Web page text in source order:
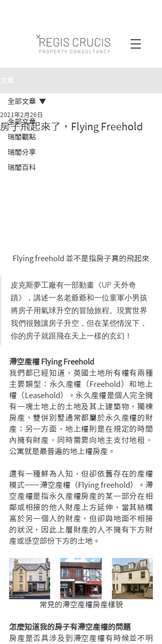
文章
全部文章
瑞閣觀點
瑞閣分享
瑞閣百科
全部文章
房子飛起來了，Flying Freehold
2021年2月26日
Flying freehold 並不是指房子真的飛起來
皮克斯夢工廠有一部動畫《UP 天外奇
蹟》，講述一名老爺爺和一位童軍小男孩
將房子用氣球升空的冒險旅程。現實世界
我們很難讓房子升空，但在某些情況下，
你的房子就跟飛在天上一樣的玄幻！
滯空產權 Flying Freehold
我們都已經知道，英國土地所有權有兩種
主要類型：永久產權（Freehold）和地上
權（Leasehold）。永久產權是個人完全擁
有一塊土地上的土地及其上建築物，獨棟
房產、雙併別墅通常都屬於永久產權的財
產；另一方面，地上權則是在規定的時間
內擁有財產，同時需要向地主支付地租，
公寓就是最普遍的地上權房產。
還有一種鮮為人知，但卻依舊存在的產權
模式——滯空產權（Flying freehold）。滯
空產權是指永久產權房產的某一部分在相
鄰或相接的他人財產上方延伸，當其結構
高於另一個人的財產，但卻與地面不相接
的狀況，因此上層財產的人不擁有下方財
產或懸空部份下方的土地。
常見的滯空產權房產樣貌
怎麼知道我的房子有滯空產權的問題
房產是否具涉及到滯空產權有時候並不明